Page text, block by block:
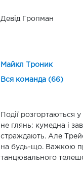
Девід Гропман
Майкл Троник
Вся команда (66)
Події розгортаються
не глянь: кумедна і
страждають. Але
на будь-що. Важкою
танцювального